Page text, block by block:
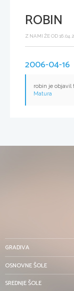
ROBIN
Z NAMI ŽE OD
2006-04-16
robin je objavil
Matura
GRADIVA
OSNOVNE ŠOLE
SREDNJE ŠOLE